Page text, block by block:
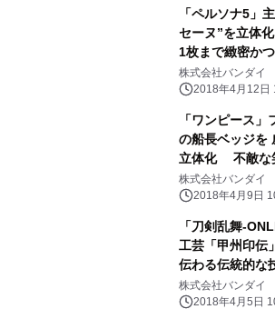
「ペルソナ5」
セーヌ”を立体
1枚まで緻密か
株式会社バンダイ
2018年4月12日
「ワンピース
の船長ベッジを
立体化 不敵な
む・銃を構える
株式会社バンダイ
2018年4月9日
「刀剣乱舞-
工芸「甲州印伝
伝わる伝統的な
付けした商品！
株式会社バンダイ
2018年4月5日